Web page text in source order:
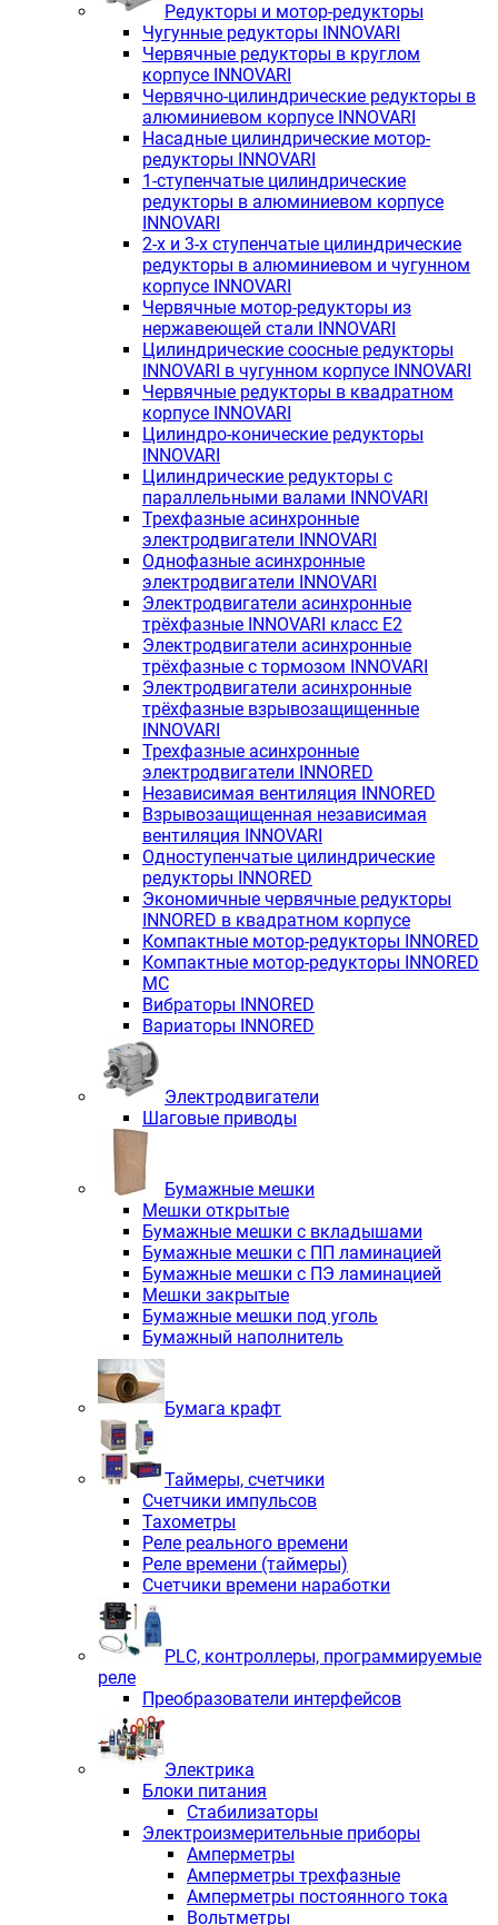
Редукторы и мотор-редукторы
Чугунные редукторы INNOVARI
Червячные редукторы в круглом
корпусе INNOVARI
Червячно-цилиндрические редукторы в
алюминиевом корпусе INNOVARI
Насадные цилиндрические мотор-
редукторы INNOVARI
1-ступенчатые цилиндрические
редукторы в алюминиевом корпусе
INNOVARI
2-х и 3-х ступенчатые цилиндрические
редукторы в алюминиевом и чугунном
корпусе INNOVARI
Червячные мотор-редукторы из
нержавеющей стали INNOVARI
Цилиндрические соосные редукторы
INNOVARI в чугунном корпусе INNOVARI
Червячные редукторы в квадратном
корпусе INNOVARI
Цилиндро-конические редукторы
INNOVARI
Цилиндрические редукторы с
параллельными валами INNOVARI
Трехфазные асинхронные
электродвигатели INNOVARI
Однофазные асинхронные
электродвигатели INNOVARI
Электродвигатели асинхронные
трёхфазные INNOVARI класс E2
Электродвигатели асинхронные
трёхфазные с тормозом INNOVARI
Электродвигатели асинхронные
трёхфазные взрывозащищенные
INNOVARI
Трехфазные асинхронные
электродвигатели INNORED
Независимая вентиляция INNORED
Взрывозащищенная независимая
вентиляция INNOVARI
Одноступенчатые цилиндрические
редукторы INNORED
Экономичные червячные редукторы
INNORED в квадратном корпусе
Компактные мотор-редукторы INNORED
Компактные мотор-редукторы INNORED
MC
Вибраторы INNORED
Вариаторы INNORED
Электродвигатели
Шаговые приводы
Бумажные мешки
Мешки открытые
Бумажные мешки с вкладышами
Бумажные мешки с ПП ламинацией
Бумажные мешки с ПЭ ламинацией
Мешки закрытые
Бумажные мешки под уголь
Бумажный наполнитель
Бумага крафт
Таймеры, счетчики
Счетчики импульсов
Тахометры
Реле реального времени
Реле времени (таймеры)
Счетчики времени наработки
PLС, контроллеры, программируемые
реле
Преобразователи интерфейсов
Электрика
Блоки питания
Стабилизаторы
Электроизмерительные приборы
Амперметры
Амперметры трехфазные
Амперметры постоянного тока
Вольтметры